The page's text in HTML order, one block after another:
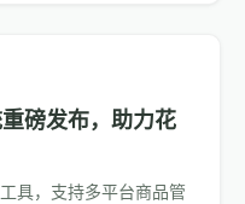
磅发布，助力花
具，支持多平台商品管